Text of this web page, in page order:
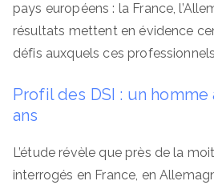
pays européens : la France,
résultats mettent en évidence
défis auxquels ces
Profil des DSI : un homme
ans
L’étude révèle que près de la
interrogés en France, en